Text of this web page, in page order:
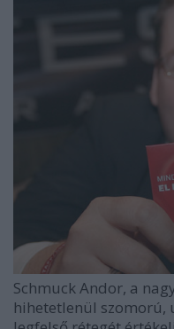
Schmuck Andor, a
hihetetlenül szomorú,